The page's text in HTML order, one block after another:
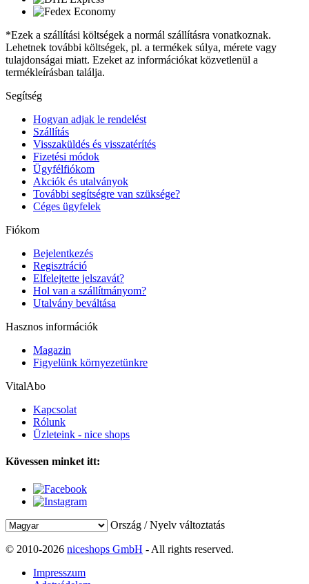
*Ezek a szállítási költségek a normál szállításra vonatkoznak.
Lehetnek további költségek, pl. a termékek súlya, mérete vagy
tulajdonságai miatt. Ezeket az információkat közvetlenül a
termékleírásban találja.
Segítség
Hogyan adjak le rendelést
Szállítás
Visszaküldés és visszatérítés
Fizetési módok
Ügyfélfiókom
Akciók és utalványok
További segítségre van szüksége?
Céges ügyfelek
Fiókom
Bejelentkezés
Regisztráció
Elfelejtette jelszavát?
Hol van a szállítmányom?
Utalvány beváltása
Hasznos információk
Magazin
Figyelünk környezetünkre
VitalAbo
Kapcsolat
Rólunk
Üzleteink - nice shops
Kövessen minket itt:
Ország / Nyelv változtatás
© 2010-2026 niceshops GmbH - All rights reserved.
Impresszum